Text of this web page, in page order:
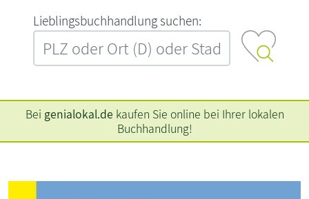
L‍i‍e‍b‍l‍i‍n‍g‍s‍b‍u‍c‍h‍h‍a‍n‍d‍l‍u‍n‍g‍ ‍s‍u‍c‍h‍e‍n‍:‍
Bei genialokal.de kaufen Sie online bei Ihrer lokalen
Buchhandlung!